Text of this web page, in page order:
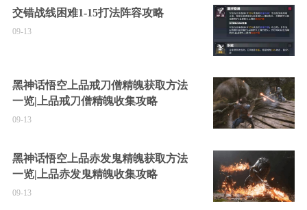
交错战线困难1-15打法阵容攻略
09-13
黑神话悟空上品戒刀僧精魄获取方法
一览|上品戒刀僧精魄收集攻略
09-13
黑神话悟空上品赤发鬼精魄获取方法
一览|上品赤发鬼精魄收集攻略
09-13